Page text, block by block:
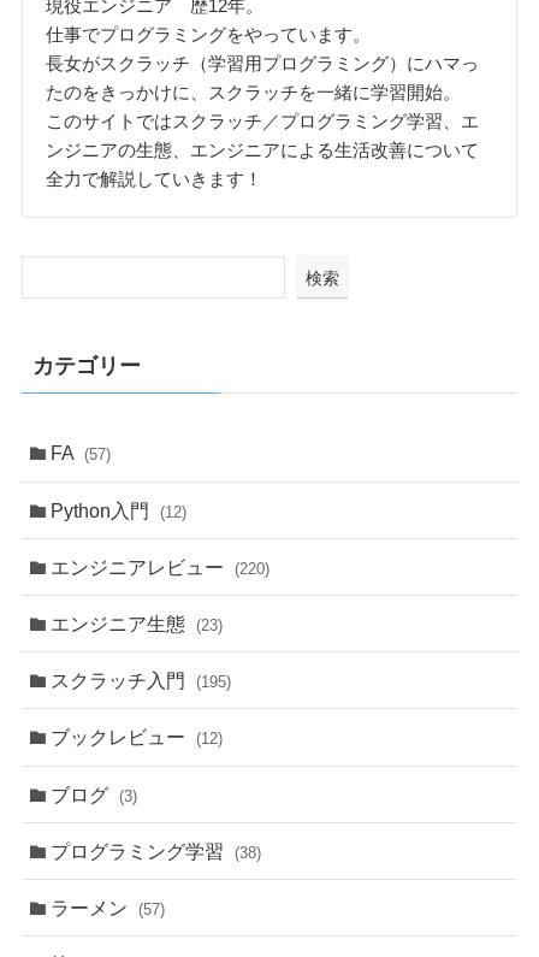
現役エンジニア 歴12年。
仕事でプログラミングをやっています。
長女がスクラッチ（学習用プログラミング）にハマっ
たのをきっかけに、スクラッチを一緒に学習開始。
このサイトではスクラッチ／プログラミング学習、エ
ンジニアの生態、エンジニアによる生活改善について
全力で解説していきます！
検索
カテゴリー
FA (57)
Python入門 (12)
エンジニアレビュー (220)
エンジニア生態 (23)
スクラッチ入門 (195)
ブックレビュー (12)
ブログ (3)
プログラミング学習 (38)
ラーメン (57)